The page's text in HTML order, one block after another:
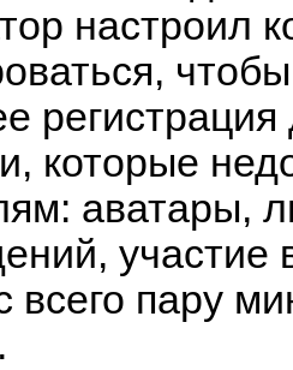
настроил
которые
аватары,
участие
всего пару